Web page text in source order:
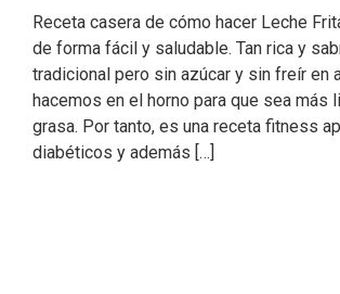
Receta casera de cómo hacer Leche
de forma fácil y saludable. Tan rica y
tradicional pero sin azúcar y sin freír en
hacemos en el horno para que sea más
grasa. Por tanto, es una receta fitness
diabéticos y además […]